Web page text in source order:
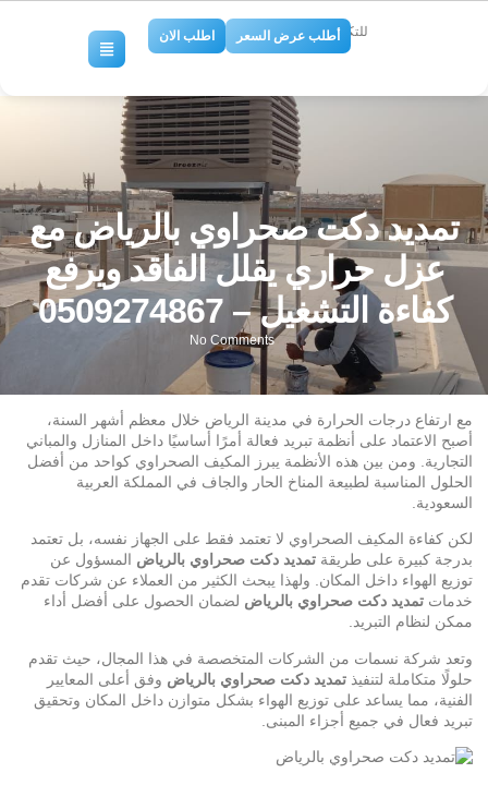
للتكييف والتبريد
أطلب عرض السعر اطلب الان
تمديد دكت صحراوي بالرياض مع
عزل حراري يقلل الفاقد ويرفع
كفاءة التشغيل – 0509274867
No Comments
مع ارتفاع درجات الحرارة في مدينة الرياض خلال معظم أشهر السنة،
أصبح الاعتماد على أنظمة تبريد فعالة أمرًا أساسيًا داخل المنازل والمباني
التجارية. ومن بين هذه الأنظمة يبرز المكيف الصحراوي كواحد من أفضل
الحلول المناسبة لطبيعة المناخ الحار والجاف في المملكة العربية
السعودية.
لكن كفاءة المكيف الصحراوي لا تعتمد فقط على الجهاز نفسه، بل تعتمد
بدرجة كبيرة على طريقة تمديد دكت صحراوي بالرياض المسؤول عن
توزيع الهواء داخل المكان. ولهذا يبحث الكثير من العملاء عن شركات تقدم
خدمات تمديد دكت صحراوي بالرياض لضمان الحصول على أفضل أداء
ممكن لنظام التبريد.
وتعد شركة نسمات من الشركات المتخصصة في هذا المجال، حيث تقدم
حلولًا متكاملة لتنفيذ تمديد دكت صحراوي بالرياض وفق أعلى المعايير
الفنية، مما يساعد على توزيع الهواء بشكل متوازن داخل المكان وتحقيق
تبريد فعال في جميع أجزاء المبنى.